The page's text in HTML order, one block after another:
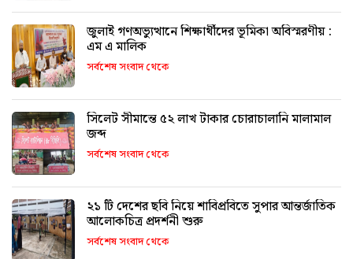
জুলাই গণঅভ্যুত্থানে শিক্ষার্থীদের ভূমিকা অবিস্মরণীয় :
এম এ মালিক
সর্বশেষ সংবাদ থেকে
সিলেট সীমান্তে ৫২ লাখ টাকার চোরাচালানি মালামাল
জব্দ
সর্বশেষ সংবাদ থেকে
২১ টি দেশের ছবি নিয়ে শাবিপ্রবিতে সুপার আন্তর্জাতিক
আলোকচিত্র প্রদর্শনী শুরু
সর্বশেষ সংবাদ থেকে